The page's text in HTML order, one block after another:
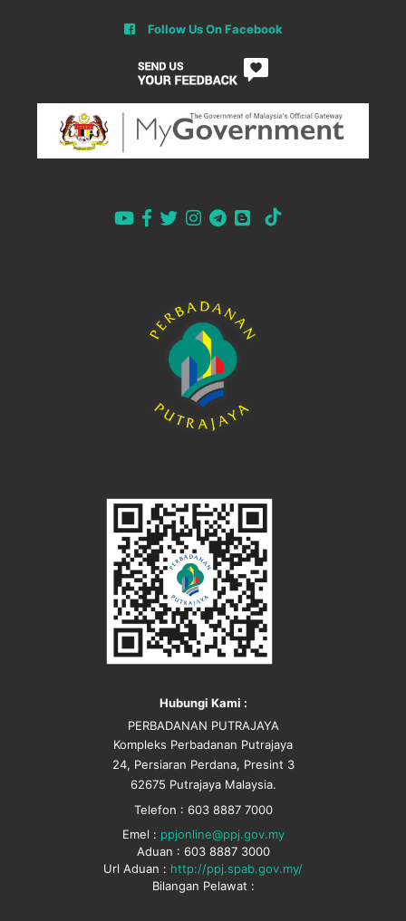
Follow Us On Facebook
Hubungi Kami :
PERBADANAN PUTRAJAYA
Kompleks Perbadanan Putrajaya
24, Persiaran Perdana, Presint 3
62675 Putrajaya Malaysia.
Telefon : 603 8887 7000
Emel : ppjonline@ppj.gov.my
Aduan : 603 8887 3000
Url Aduan : http://ppj.spab.gov.my/
Bilangan Pelawat :